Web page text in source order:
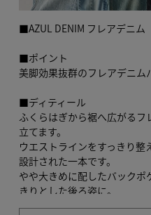
■AZUL DENIM フレアデニム
■ポイント
美脚効果抜群のフレアデニム
■ディティール
ふくらはぎから裾へ広がる
立てます。
ウエストラインをすっきり整
設計された一本です。
やや大きめに配したバックポ
きりとした後ろ姿に。
高めに設定した膝位置によ